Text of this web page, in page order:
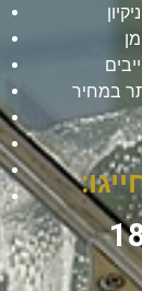
במחיר